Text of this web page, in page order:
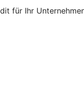
für Ihr